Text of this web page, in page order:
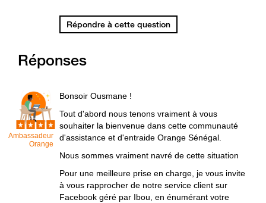
Répondre à cette question
Réponses
Ambassadeur
Orange
Bonsoir Ousmane !
Tout d'abord nous tenons vraiment à vous
souhaiter la bienvenue dans cette communauté
d'assistance et d'entraide Orange Sénégal.
Nous sommes vraiment navré de cette situation
Pour une meilleure prise en charge, je vous invite
à vous rapprocher de notre service client sur
Facebook géré par Ibou, en énumérant votre